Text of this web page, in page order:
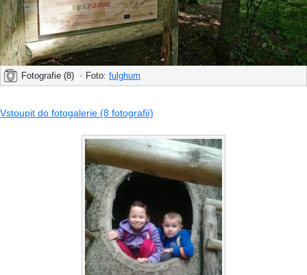
Fotografie (8) • Foto: fulghum
Vstoupit do fotogalerie (8 fotografií)